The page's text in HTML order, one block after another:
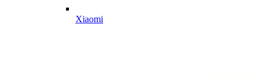
Xiaomi